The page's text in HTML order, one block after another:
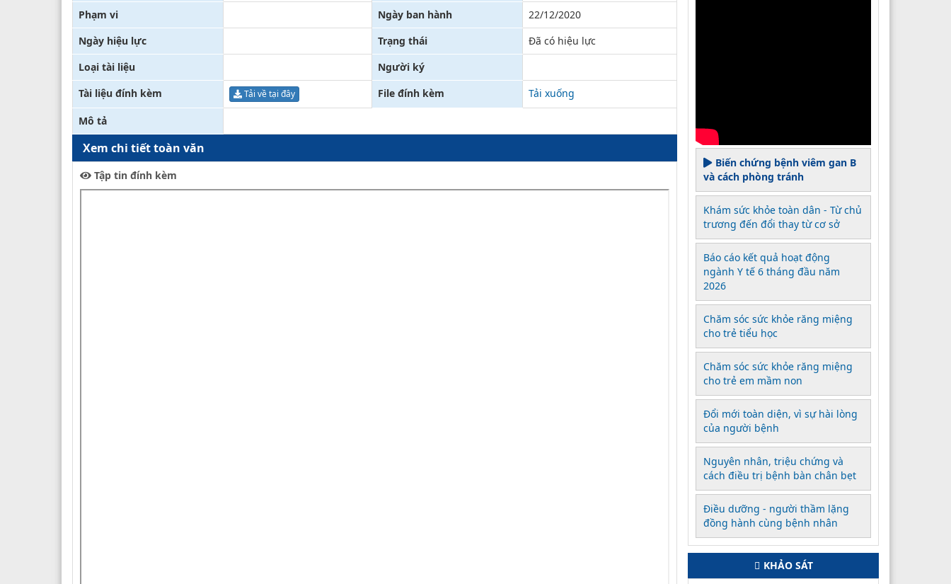
Khác
Xử lý kiến nghị - Khiếu nại tố cáo
Phạm vi
Ngày ban hành
22/12/2020
Ngày hiệu lực
Trạng thái
Đã có hiệu lực
Loại tài liệu
Người ký
Tài liệu đính kèm
Tải về tại đây File đính kèm Tải xuống
Mô tả
Xem chi tiết toàn văn
Tập tin đính kèm
Biến chứng bệnh viêm gan B
và cách phòng tránh
Khám sức khỏe toàn dân - Từ chủ
trương đến đổi thay từ cơ sở
Báo cáo kết quả hoạt động
ngành Y tế 6 tháng đầu năm
2026
Chăm sóc sức khỏe răng miệng
cho trẻ tiểu học
Chăm sóc sức khỏe răng miệng
cho trẻ em mầm non
Đổi mới toàn diện, vì sự hài lòng
của người bệnh
Nguyên nhân, triệu chứng và
cách điều trị bệnh bàn chân bẹt
Điều dưỡng - người thầm lặng
đồng hành cùng bệnh nhân
KHẢO SÁT